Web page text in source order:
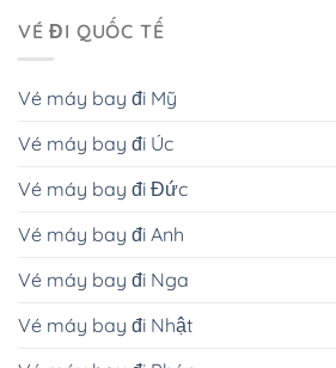
VÉ ĐI QUỐC TẾ
Vé máy bay đi Mỹ
Vé máy bay đi Úc
Vé máy bay đi Đức
Vé máy bay đi Anh
Vé máy bay đi Nga
Vé máy bay đi Nhật